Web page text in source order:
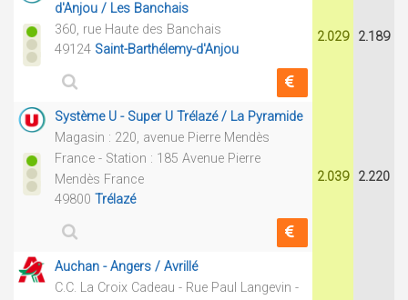
d'Anjou / Les Banchais
360, rue Haute des Banchais
49124 Saint-Barthélemy-d'Anjou
2.029 2.189
Système U - Super U Trélazé / La Pyramide
Magasin : 220, avenue Pierre Mendès
France - Station : 185 Avenue Pierre
Mendès France
49800 Trélazé
2.039 2.220
Auchan - Angers / Avrillé
C.C. La Croix Cadeau - Rue Paul Langevin -